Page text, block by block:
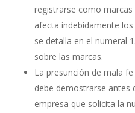
registrarse como
afecta indebidamente
se detalla en el numeral
sobre las marcas.
La presunción de mala
debe demostrarse antes
empresa que solicita la